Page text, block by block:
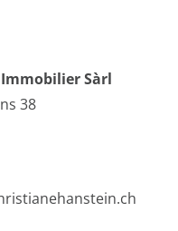
Immobilier Sàrl
38